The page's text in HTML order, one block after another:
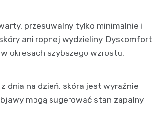
przesuwalny tylko minimalnie i
ani ropnej wydzieliny. Dyskomfort
okresach szybszego wzrostu.
dnia na dzień, skóra jest wyraźnie
mogą sugerować stan zapalny